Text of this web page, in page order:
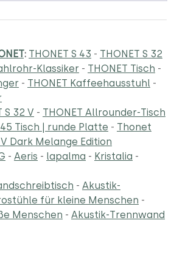
: THONET S 43 - THONET S 32
Klassiker - THONET Tisch -
- THONET Kaffeehausstuhl -
S 32 V - THONET Allrounder-Tisch
Tisch | runde Platte - Thonet
V Dark Melange Edition
- Aeris - lapalma - Kristalia -
- Akustik-
für kleine Menschen -
Menschen - Akustik-Trennwand